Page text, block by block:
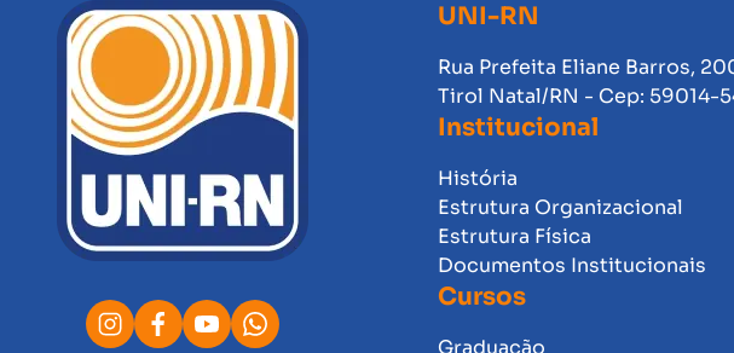
UNI-RN
Rua Prefeita Eliane Barros,
Tirol Natal/RN - Cep: 59014-
Institucional
História
Estrutura Organizacional
Estrutura Física
Documentos Institucionais
Cursos
Graduação